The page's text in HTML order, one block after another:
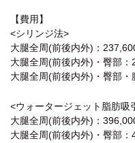
【費用】
<シリンジ法>
大腿全周(前後内外)：
大腿全周(前後内外)・臀部：
大腿全周(前後内外)・臀部
<ウォータージェット脂肪吸
大腿全周(前後内外)：
大腿全周(前後内外)・臀部：